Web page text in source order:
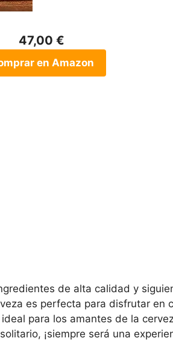
47,00 €
en Amazon
de alta calidad y
es perfecta para disfrutar en
para los amantes de la
¡siempre será una